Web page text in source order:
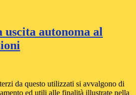
autonoma al
da questo utilizzati si avvalgono di
ed utili alle finalità illustrate nella